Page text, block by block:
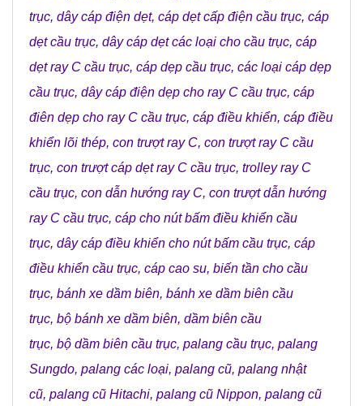
trục, dây cáp điện dẹt, cáp dẹt cấp điện cầu trục, cáp
dẹt cầu trục, dây cáp dẹt các loại cho cầu trục, cáp
dẹt ray C cầu trục, cáp dẹp cầu trục, các loại cáp dẹp
cầu trục, dây cáp điện dẹp cho ray C cầu trục, cáp
điên dẹp cho ray C cầu trục, cáp điều khiển, cáp điều
khiển lõi thép, con trượt ray C, con trượt ray C cầu
trục, con trượt cáp dẹt ray C cầu trục, trolley ray C
cầu trục, con dẫn hướng ray C, con trượt dẫn hướng
ray C cầu trục, cáp cho nút bấm điều khiển cầu
trục, dây cáp điều khiển cho nút bấm cầu trục, cáp
điều khiển cầu trục, cáp cao su, biến tần cho cầu
trục, bánh xe dầm biên, bánh xe dầm biên cầu
trục, bộ bánh xe dầm biên, dầm biên cầu
trục, bộ dầm biên cầu trục, palang cầu trục, palang
Sungdo, palang các loại, palang cũ, palang nhật
cũ, palang cũ Hitachi, palang cũ Nippon, palang cũ